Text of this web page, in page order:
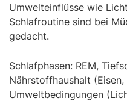
Umwelteinflüsse wie
Schlafroutine sind bei
gedacht.
Schlafphasen: REM,
Nährstoffhaushalt (Eisen,
Umweltbedingungen